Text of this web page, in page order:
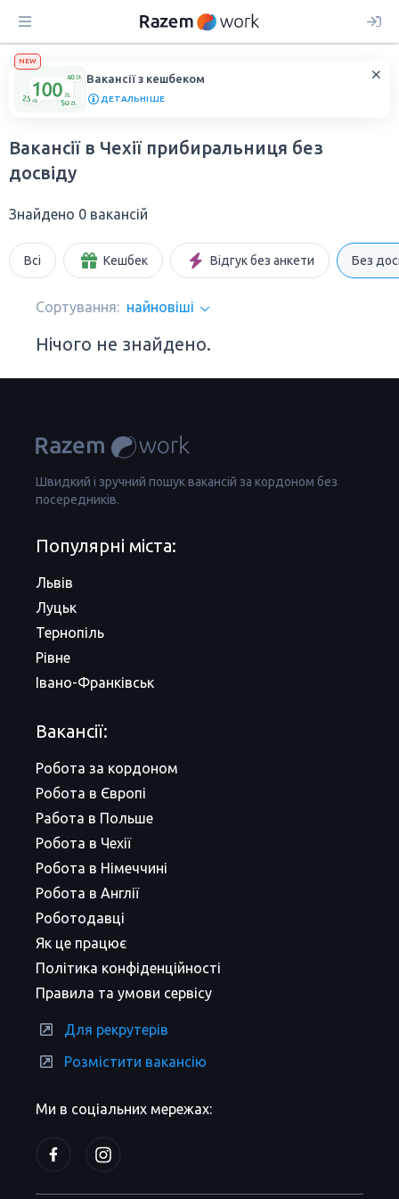
NEW
Вакансії з кешбеком
ДЕТАЛЬНІШЕ
Вакансії в Чехії прибиральниця без
досвіду
Знайдено 0 вакансій
Всі Кешбек Відгук без анкети Без
Сортування: найновіші
Нічого не знайдено.
Швидкий і зручний пошук вакансій за кордоном без
посередників.
Ми в соціальних мережах:
Популярні міста:
Львів
Луцьк
Тернопіль
Рівне
Івано-Франківськ
Вакансії:
Робота за кордоном
Робота в Європі
Работа в Польше
Робота в Чехії
Робота в Німеччині
Робота в Англії
Роботодавці
Як це працює
Політика конфіденційності
Правила та умови сервісу
Для рекрутерів
Розмістити вакансію